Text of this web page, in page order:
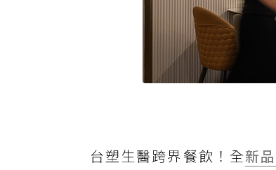
台塑生醫跨界餐飲！全新品